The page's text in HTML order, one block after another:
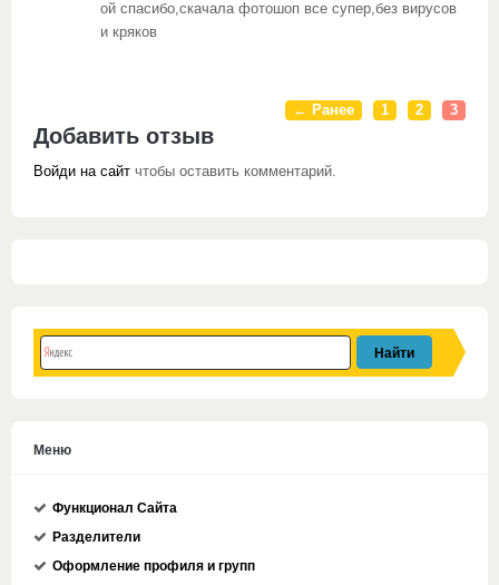
ой спасибо,скачала фотошоп все супер,без вирусов
и кряков
← Ранее 1 2 3
Добавить отзыв
Войди на сайт чтобы оставить комментарий.
Меню
Функционал Сайта
Разделители
Оформление профиля и групп